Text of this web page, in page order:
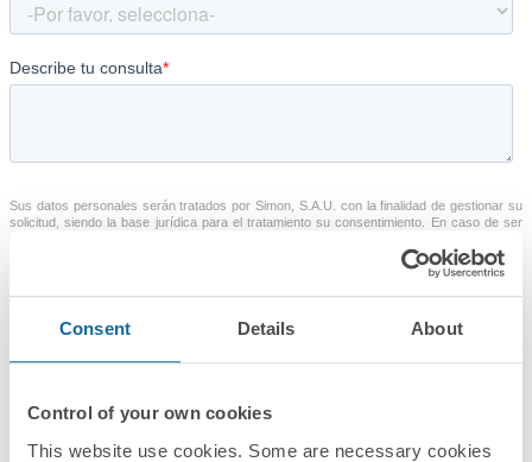
Consent Details About
Control of your own cookies
This website use cookies. Some are necessary cookies